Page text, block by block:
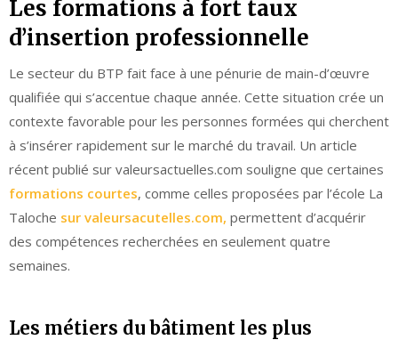
Les formations à fort taux
d’insertion professionnelle
Le secteur du BTP fait face à une pénurie de main-d’œuvre
qualifiée qui s’accentue chaque année. Cette situation crée un
contexte favorable pour les personnes formées qui cherchent
à s’insérer rapidement sur le marché du travail. Un article
récent publié sur valeursactuelles.com souligne que certaines
formations courtes, comme celles proposées par l’école La
Taloche sur valeursacutelles.com, permettent d’acquérir
des compétences recherchées en seulement quatre
semaines.
Les métiers du bâtiment les plus